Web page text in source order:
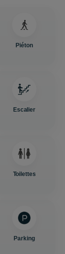
Piéton
Escalier
Toilettes
Parking